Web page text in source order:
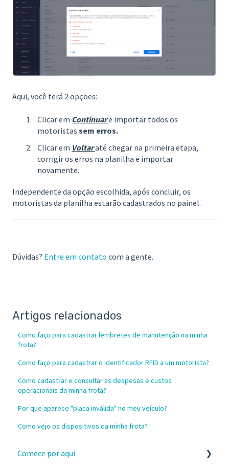
Aqui, você terá 2 opções:
Clicar em Continuare importar todos os
motoristas sem erros.
Clicar em Voltaraté chegar na primeira etapa,
corrigir os erros na planilha e importar
novamente.
Independente da opção escolhida, após concluir, os
motoristas da planilha estarão cadastrados no painel.
Dúvidas? Entre em contato com a gente.
Artigos relacionados
Como faço para cadastrar lembretes de manutenção na minha
frota?
Como faço para cadastrar o identificador RFID a um motorista?
Como cadastrar e consultar as despesas e custos
operacionais da minha frota?
Por que aparece "placa inválida" no meu veículo?
Como vejo os dispositivos da minha frota?
Comece por aqui